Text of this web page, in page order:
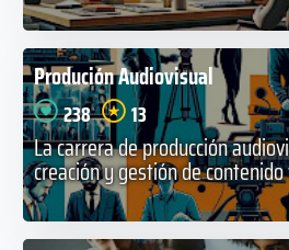
Produción Audiovisual
238 13
La carrera de producción
creación y gestión de